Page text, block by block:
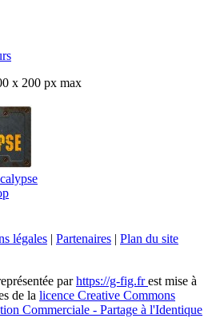
x 200 px max
légales | Partenaires | Plan du site
parhttps://g-fig.frest mise à
de la licence Creative Commons
Commerciale - Partage à l'Identique